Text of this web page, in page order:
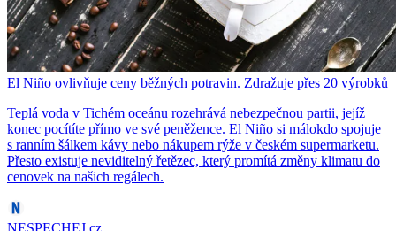
El Niño ovlivňuje ceny běžných potravin. Zdražuje přes 20 výrobků
Teplá voda v Tichém oceánu rozehrává nebezpečnou partii, jejíž
konec pocítíte přímo ve své peněžence. El Niño si málokdo spojuje
s ranním šálkem kávy nebo nákupem rýže v českém supermarketu.
Přesto existuje neviditelný řetězec, který promítá změny klimatu do
cenovek na našich regálech.